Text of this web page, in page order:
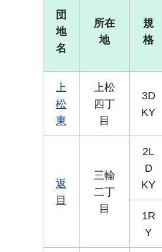
団
地
名
所在
地
規
格
上
松
東
上松
四丁
目
3D
KY
返
目
三輪
二丁
目
2L
D
KY
1R
Y